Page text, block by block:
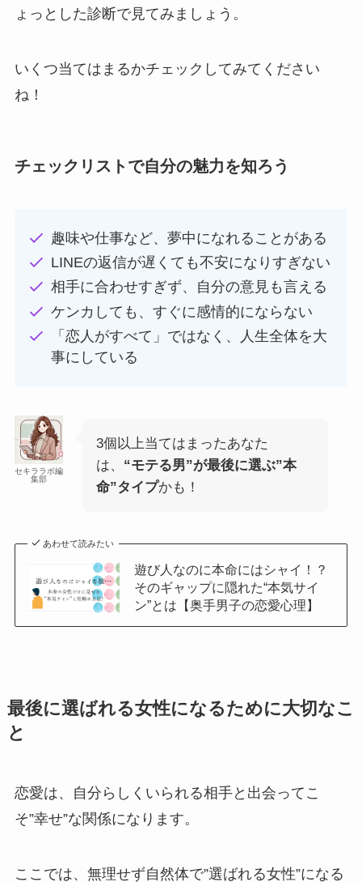
ょっとした診断で見てみましょう。
いくつ当てはまるかチェックしてみてください
ね！
チェックリストで自分の魅力を知ろう
趣味や仕事など、夢中になれることがある
LINEの返信が遅くても不安になりすぎない
相手に合わせすぎず、自分の意見も言える
ケンカしても、すぐに感情的にならない
「恋人がすべて」ではなく、人生全体を大
事にしている
セキララボ編
集部
3個以上当てはまったあなた
は、 “モテる男”が最後に選ぶ”本
命”タイプかも！
あわせて読みたい
遊び人なのに本命にはシャイ！？
そのギャップに隠れた“本気サイ
ン”とは【奥手男子の恋愛心理】
最後に選ばれる女性になるために大切なこ
と
恋愛は、自分らしくいられる相手と出会ってこ
そ”幸せ”な関係になります。
ここでは、無理せず自然体で”選ばれる女性”になる